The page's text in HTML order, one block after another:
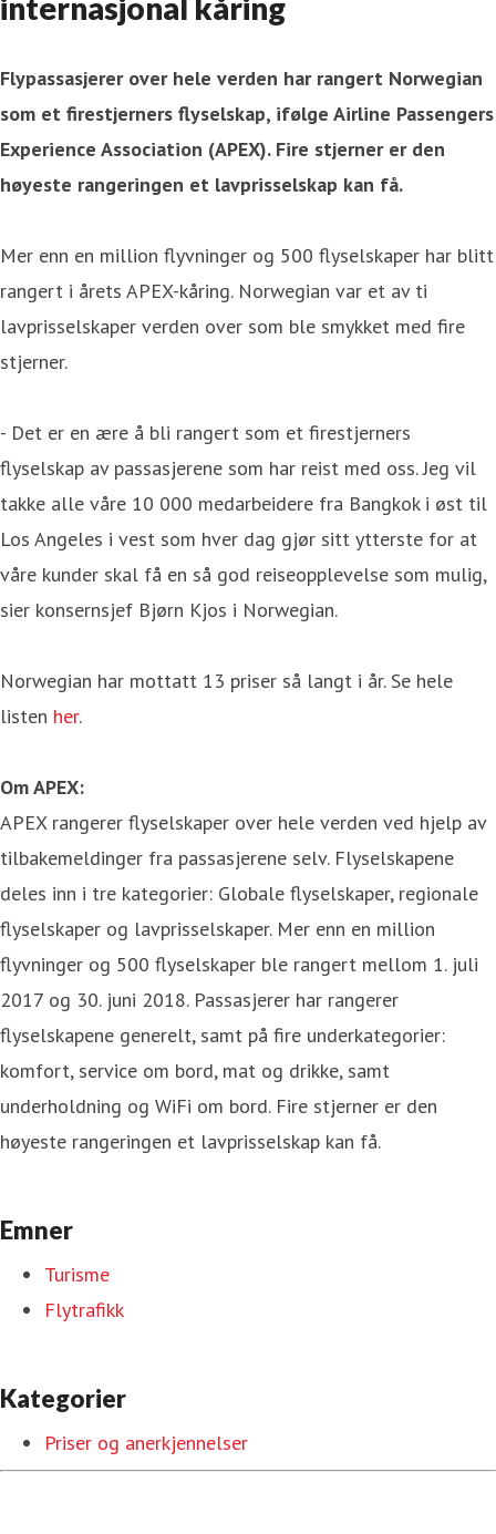
Flypassasjerer over hele verden har rangert Norwegian
som et firestjerners flyselskap, ifølge Airline Passengers
Experience Association (APEX). Fire stjerner er den
høyeste rangeringen et lavprisselskap kan få.
Mer enn en million flyvninger og 500 flyselskaper har blitt
rangert i årets APEX-kåring. Norwegian var et av ti
lavprisselskaper verden over som ble smykket med fire
stjerner.
- Det er en ære å bli rangert som et firestjerners
flyselskap av passasjerene som har reist med oss. Jeg vil
takke alle våre 10 000 medarbeidere fra Bangkok i øst til
Los Angeles i vest som hver dag gjør sitt ytterste for at
våre kunder skal få en så god reiseopplevelse som mulig,
sier konsernsjef Bjørn Kjos i Norwegian.
Norwegian har mottatt 13 priser så langt i år. Se hele
listen her.
Om APEX:
APEX rangerer flyselskaper over hele verden ved hjelp av
tilbakemeldinger fra passasjerene selv. Flyselskapene
deles inn i tre kategorier: Globale flyselskaper, regionale
flyselskaper og lavprisselskaper. Mer enn en million
flyvninger og 500 flyselskaper ble rangert mellom 1. juli
2017 og 30. juni 2018. Passasjerer har rangerer
flyselskapene generelt, samt på fire underkategorier:
komfort, service om bord, mat og drikke, samt
underholdning og WiFi om bord. Fire stjerner er den
høyeste rangeringen et lavprisselskap kan få.
Emner
Turisme
Flytrafikk
Kategorier
Priser og anerkjennelser